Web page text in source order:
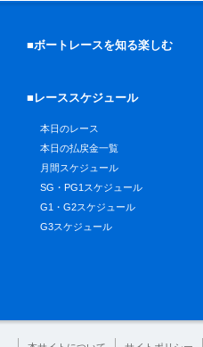
■ボートレースを知る楽しむ
■レーススケジュール
本日のレース
本日の払戻金一覧
月間スケジュール
SG・PG1スケジュール
G1・G2スケジュール
G3スケジュール